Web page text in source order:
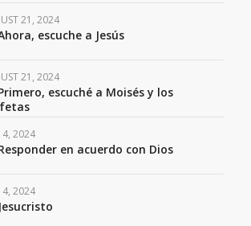
21, 2024
escuche a Jesús
21, 2024
escuché a Moisés y los
4, 2024
en acuerdo con Dios
4, 2024